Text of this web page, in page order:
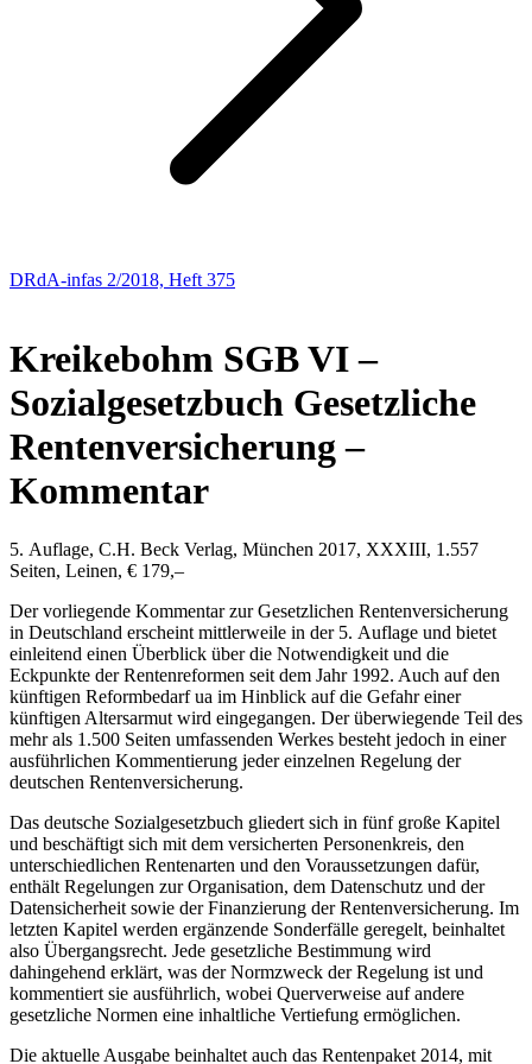
DRdA-infas 2/2018, Heft 375
Kreikebohm SGB VI –
Sozialgesetzbuch Gesetzliche
Rentenversicherung –
Kommentar
5. Auflage, C.H. Beck Verlag, München 2017, XXXIII, 1.557
Seiten, Leinen, € 179,–
Der vorliegende Kommentar zur Gesetzlichen Rentenversicherung
in Deutschland erscheint mittlerweile in der 5. Auflage und bietet
einleitend einen Überblick über die Notwendigkeit und die
Eckpunkte der Rentenreformen seit dem Jahr 1992. Auch auf den
künftigen Reformbedarf ua im Hinblick auf die Gefahr einer
künftigen Altersarmut wird eingegangen. Der überwiegende Teil des
mehr als 1.500 Seiten umfassenden Werkes besteht jedoch in einer
ausführlichen Kommentierung jeder einzelnen Regelung der
deutschen Rentenversicherung.
Das deutsche Sozialgesetzbuch gliedert sich in fünf große Kapitel
und beschäftigt sich mit dem versicherten Personenkreis, den
unterschiedlichen Rentenarten und den Voraussetzungen dafür,
enthält Regelungen zur Organisation, dem Datenschutz und der
Datensicherheit sowie der Finanzierung der Rentenversicherung. Im
letzten Kapitel werden ergänzende Sonderfälle geregelt, beinhaltet
also Übergangsrecht. Jede gesetzliche Bestimmung wird
dahingehend erklärt, was der Normzweck der Regelung ist und
kommentiert sie ausführlich, wobei Querverweise auf andere
gesetzliche Normen eine inhaltliche Vertiefung ermöglichen.
Die aktuelle Ausgabe beinhaltet auch das Rentenpaket 2014, mit